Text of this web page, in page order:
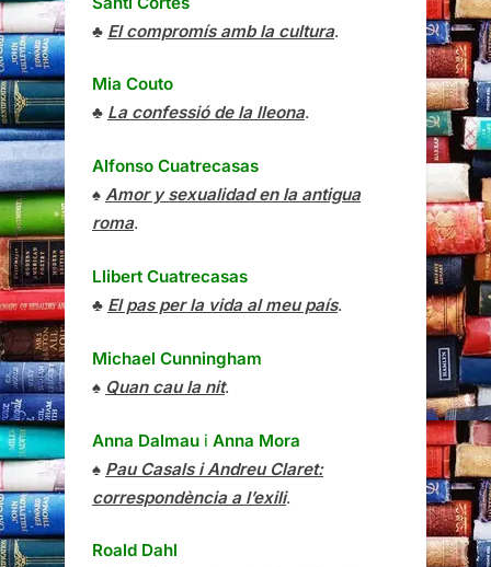
♣ El compromís amb la cultura.
Mia Couto
♣ La confessió de la lleona.
Alfonso Cuatrecasas
♠ Amor y sexualidad en la antigua
roma.
Llibert Cuatrecasas
♣ El pas per la vida al meu país.
Michael Cunningham
♠ Quan cau la nit.
Anna Dalmau i Anna Mora
♠ Pau Casals i Andreu Claret:
correspondència a l’exili.
Roald Dahl